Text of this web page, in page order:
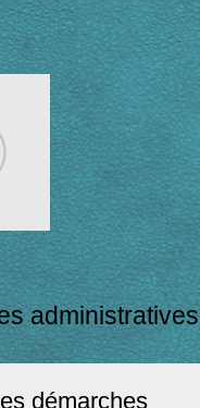
administratives
démarches